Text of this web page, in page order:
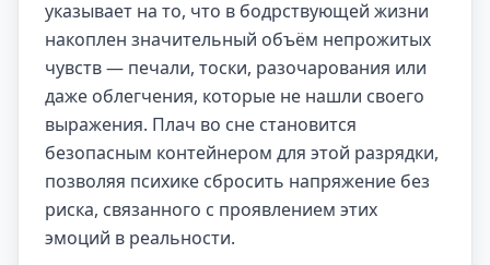
указывает на то, что в бодрствующей жизни
накоплен значительный объём непрожитых
чувств — печали, тоски, разочарования или
даже облегчения, которые не нашли своего
выражения. Плач во сне становится
безопасным контейнером для этой разрядки,
позволяя психике сбросить напряжение без
риска, связанного с проявлением этих
эмоций в реальности.